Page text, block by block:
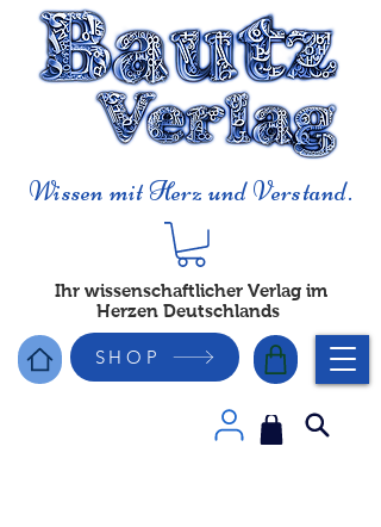
Wissen mit Herz und Verstand.
Ihr wissenschaftlicher Verlag im
Herzen Deutschlands
SHOP